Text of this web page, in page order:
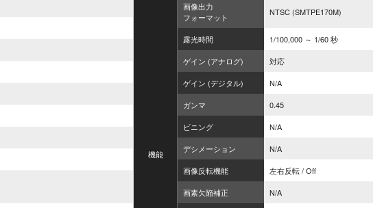
機能
画像出力
フォーマット
NTSC (SMTPE170M)
露光時間
1/100,000 ～ 1/60 秒
ゲイン (アナログ)
対応
ゲイン (デジタル)
N/A
ガンマ
0.45
ビニング
N/A
デシメーション
N/A
画像反転機能
左右反転 / Off
画素欠陥補正
N/A